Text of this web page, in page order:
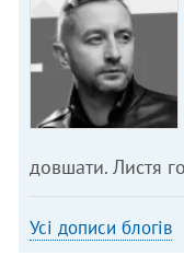
довшати. Листя
Усі дописи блогів